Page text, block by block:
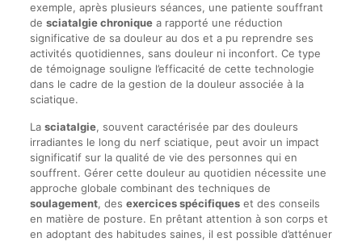
exemple, après plusieurs séances, une patiente souffrant
de sciatalgie chroniquea rapporté une réduction
significative de sa douleur au dos et a pu reprendre ses
activités quotidiennes, sans douleur ni inconfort. Ce type
de témoignage souligne l’efficacité de cette technologie
dans le cadre de la gestion de la douleur associée à la
sciatique.
La sciatalgie, souvent caractérisée par des douleurs
irradiantes le long du nerf sciatique, peut avoir un impact
significatif sur la qualité de vie des personnes qui en
souffrent. Gérer cette douleur au quotidien nécessite une
approche globale combinant des techniques de
soulagement, des exercices spécifiqueset des conseils
en matière de posture. En prêtant attention à son corps et
en adoptant des habitudes saines, il est possible d’atténuer